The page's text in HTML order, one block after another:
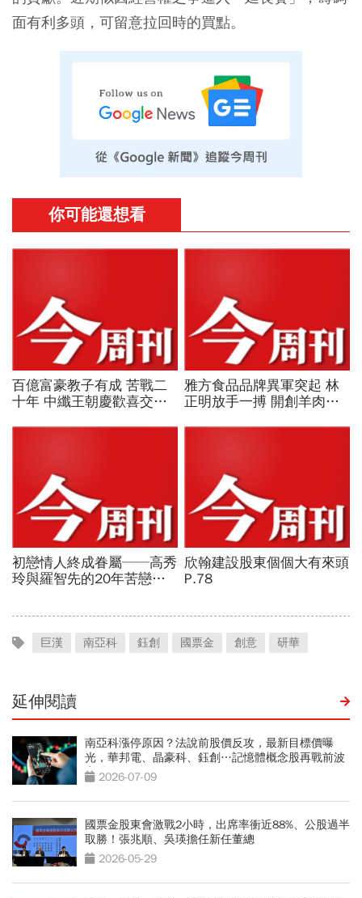
面有利多頭，可留意拉回時的買點。
巨漢 南亞科 鈺創 國票金 創意 研華
延伸閱讀
南亞科漲停原因？法說前股價反攻，最新目標價曝
光，華邦電、晶豪科、鈺創…記憶體概念股再戰前波
高點2026-07-09
國票金股東會激戰2小時，出席率衝近88%、公股過半
取勝！張兆順、吳瑛擔任新任董總
2026-05-29